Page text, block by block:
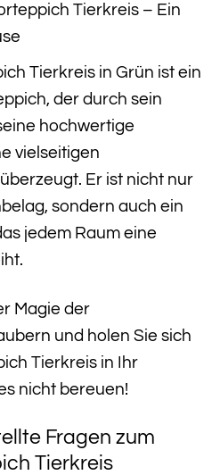
Tierkreis – Ein
Tierkreis in Grün ist ein
der durch sein
hochwertige
vielseitigen
Er ist nicht nur
sondern auch ein
jedem Raum eine
Magie der
und holen Sie sich
Tierkreis in Ihr
nicht bereuen!
Fragen zum
Tierkreis